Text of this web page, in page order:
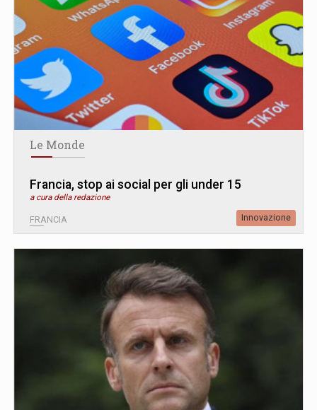
Le Monde
Francia, stop ai social per gli under 15
a cura della redazione
FRANCIA Innovazione